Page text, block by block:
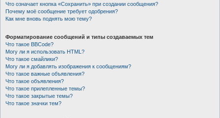
Что означает кнопка «Сохранить» при создании сообщения?
Почему моё сообщение требует одобрения?
Как мне вновь поднять мою тему?
Форматирование сообщений и типы создаваемых тем
Что такое BBCode?
Могу ли я использовать HTML?
Что такое смайлики?
Могу ли я добавлять изображения к сообщениям?
Что такое важные объявления?
Что такое объявления?
Что такое прилепленные темы?
Что такое закрытые темы?
Что такое значки тем?